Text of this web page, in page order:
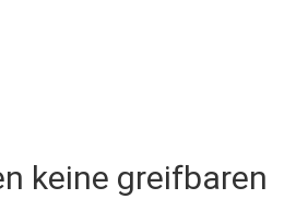
keine greifbaren